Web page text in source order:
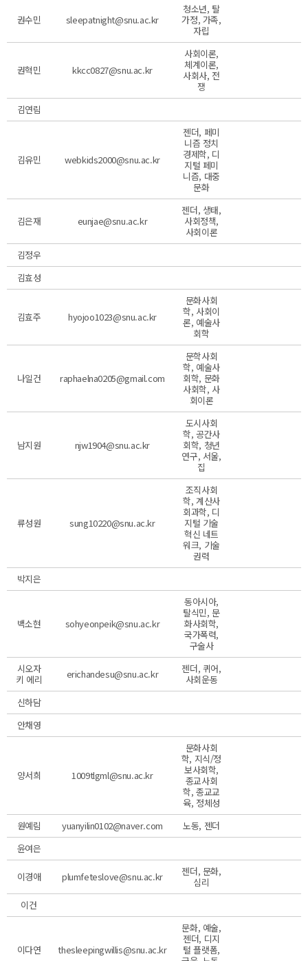
권수민 sleepatnight@snu.ac.kr
청소년, 탈
가정, 가족,
자립
권혁민 kkcc0827@snu.ac.kr
사회이론,
체계이론,
사회사, 전
쟁
김연림
김유민 webkids2000@snu.ac.kr
젠더, 페미
니즘 정치
경제학, 디
지털 페미
니즘, 대중
문화
김은재 eunjae@snu.ac.kr
젠더, 생태,
사회정책,
사회이론
김정우
김효성
김효주 hyojoo1023@snu.ac.kr
문화사회
학, 사회이
론, 예술사
회학
나일건 raphaelna0205@gmail.com
문학사회
학, 예술사
회학, 문화
사회학, 사
회이론
남지원 njw1904@snu.ac.kr
도시사회
학, 공간사
회학, 청년
연구, 서울,
집
류성원 sung10220@snu.ac.kr
조직사회
학, 계산사
회과학, 디
지털 기술
혁신 네트
워크, 기술
권력
박지은
백소현 sohyeonpeik@snu.ac.kr
동아시아,
탈식민, 문
화사회학,
국가폭력,
구술사
시오자
키 에리
erichandesu@snu.ac.kr
젠더, 퀴어,
사회운동
신하담
안채영
양서희 1009tlgml@snu.ac.kr
문화사회
학, 지식/정
보사회학,
종교사회
학, 종교교
육, 정체성
원예림
yuanyilin0102@naver.com
노동, 젠더
윤여은
이경애 plumfeteslove@snu.ac.kr
젠더, 문화,
심리
이건
이다연 thesleepingwillis@snu.ac.kr
문화, 예술,
젠더, 디지
털 플랫폼,